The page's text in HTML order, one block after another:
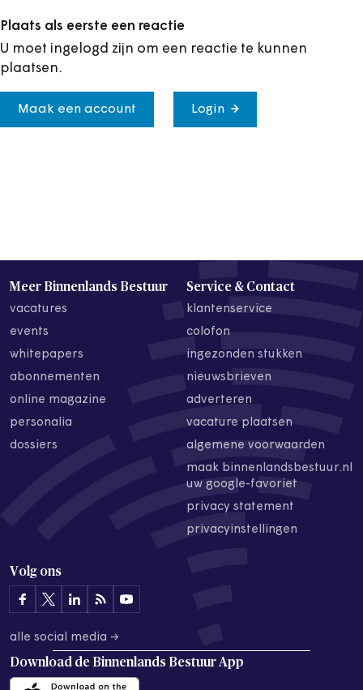
Plaats als eerste een reactie
U moet ingelogd zijn om een reactie te kunnen
plaatsen.
Maak een account Login
Meer Binnenlands Bestuur
vacatures
events
whitepapers
abonnementen
online magazine
personalia
dossiers
Service & Contact
klantenservice
colofon
ingezonden stukken
nieuwsbrieven
adverteren
vacature plaatsen
algemene voorwaarden
maak binnenlandsbestuur.nl
uw google-favoriet
privacy statement
privacyinstellingen
Volg ons
alle social media →
Download de Binnenlands Bestuur App